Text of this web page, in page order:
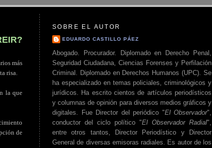
más
risa.
la que
de
SOBRE EL AUTOR
EDUARDO CASTILLO PÁEZ
Abogado. Procurador. Diplomado en Derecho Penal,
Seguridad Ciudadana, Ciencias Forenses y Perfilación
Criminal. Diplomado en Derechos Humanos (UPC). Se
ha especializado en temas policiales, criminológicos y
jurídicos. Ha escrito cientos de artículos periodísticos
y columnas de opinión para diversos medios gráficos y
digitales. Fue Director del periódico "El Observador",
conductor del ciclo político "El Observador Radial",
entre otros tantos, Director Periodístico y Director
General de diversas emisoras radiales. Es autor de los